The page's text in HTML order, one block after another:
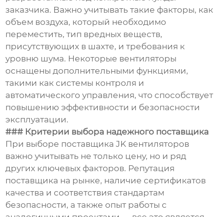
заказчика. Важно учитывать такие факторы, как
объем воздуха, который необходимо
переместить, тип вредных веществ,
присутствующих в шахте, и требования к
уровню шума. Некоторые вентиляторы
оснащены дополнительными функциями,
такими как системы контроля и
автоматического управления, что способствует
повышению эффективности и безопасности
эксплуатации.
### Критерии выбора надежного поставщика
При выборе поставщика JK вентиляторов
важно учитывать не только цену, но и ряд
других ключевых факторов. Репутация
поставщика на рынке, наличие сертификатов
качества и соответствия стандартам
безопасности, а также опыт работы с